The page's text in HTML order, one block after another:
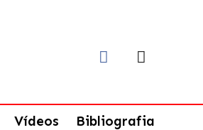
Vídeos Bibliografia